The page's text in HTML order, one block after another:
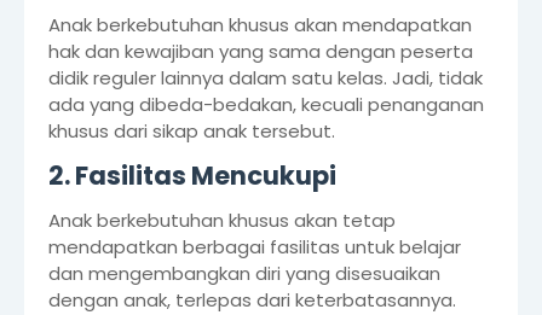
Anak berkebutuhan khusus akan mendapatkan
hak dan kewajiban yang sama dengan peserta
didik reguler lainnya dalam satu kelas. Jadi, tidak
ada yang dibeda-bedakan, kecuali penanganan
khusus dari sikap anak tersebut.
2. Fasilitas Mencukupi
Anak berkebutuhan khusus akan tetap
mendapatkan berbagai fasilitas untuk belajar
dan mengembangkan diri yang disesuaikan
dengan anak, terlepas dari keterbatasannya.